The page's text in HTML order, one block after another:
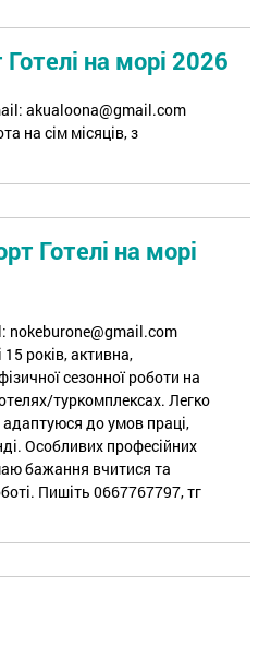
на морі 2026
akualoona@gmail.com
на сім місяців, з
Готелі на морі
nokeburone@gmail.com
років, активна,
сезонної роботи на
туркомплексах. Легко
до умов праці,
Особливих професійних
бажання вчитися та
Пишіть 0667767797, тг